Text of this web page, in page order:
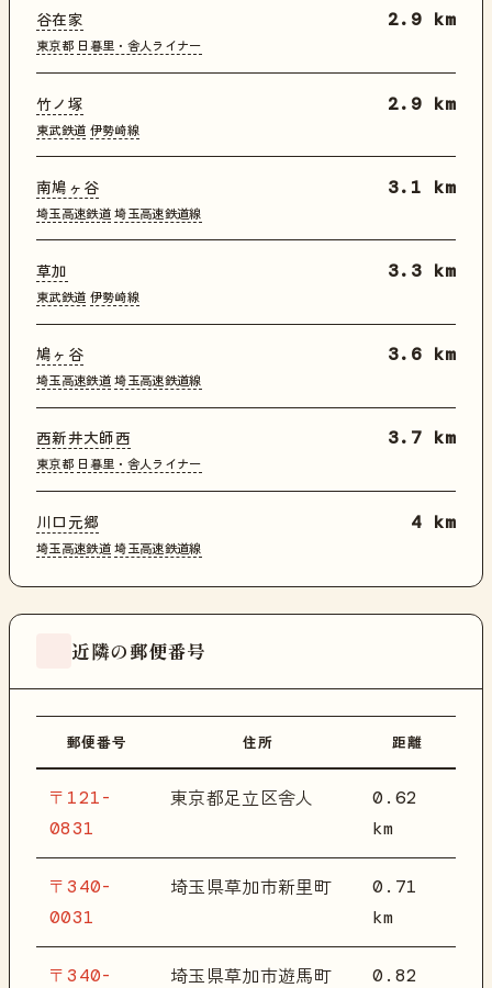
谷在家
東京都 日暮里・舎人ライナー
2.9 km
竹ノ塚
東武鉄道 伊勢崎線
2.9 km
南鳩ヶ谷
埼玉高速鉄道 埼玉高速鉄道線
3.1 km
草加
東武鉄道 伊勢崎線
3.3 km
鳩ヶ谷
埼玉高速鉄道 埼玉高速鉄道線
3.6 km
西新井大師西
東京都 日暮里・舎人ライナー
3.7 km
川口元郷
埼玉高速鉄道 埼玉高速鉄道線
4 km
近隣の郵便番号
郵便番号 住所 距離
〒121-
0831
東京都足立区舎人
0.62
km
〒340-
0031
埼玉県草加市新里町
0.71
km
〒340- 埼玉県草加市遊馬町 0.82